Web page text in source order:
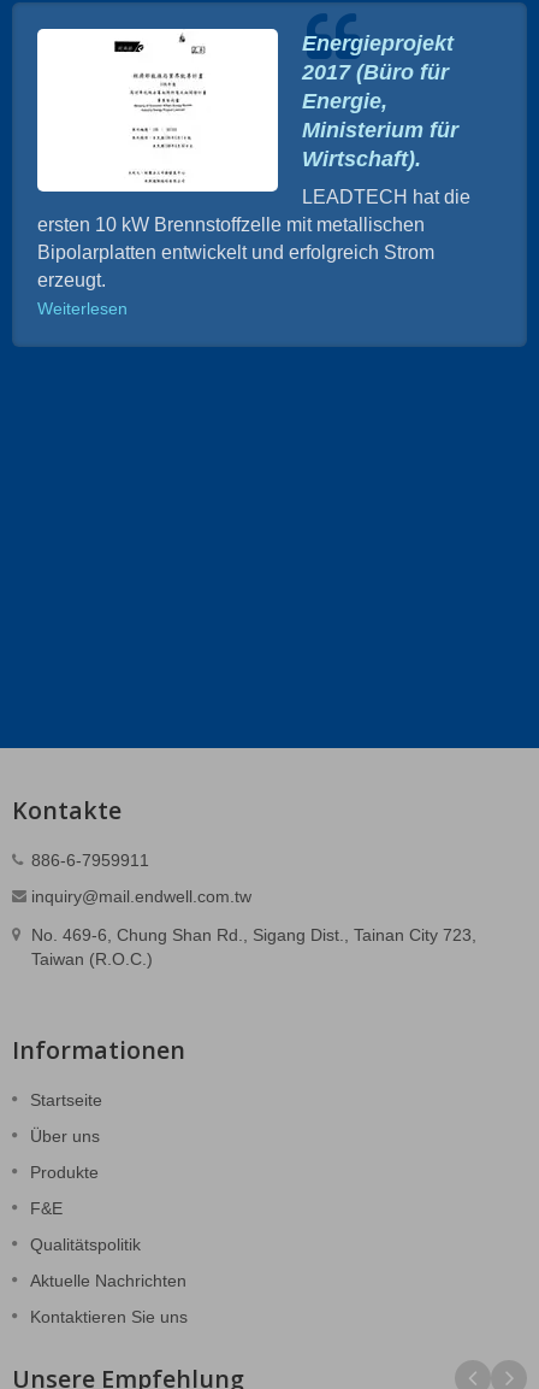
Energieprojekt
2017 (Büro für
Energie,
Ministerium für
Wirtschaft).
LEADTECH hat die
ersten 10 kW Brennstoffzelle mit metallischen
Bipolarplatten entwickelt und erfolgreich Strom
erzeugt.
Weiterlesen
Kontakte
886-6-7959911
inquiry@mail.endwell.com.tw
No. 469-6, Chung Shan Rd., Sigang Dist., Tainan City 723,
Taiwan (R.O.C.)
Informationen
Startseite
Über uns
Produkte
F&E
Qualitätspolitik
Aktuelle Nachrichten
Kontaktieren Sie uns
Unsere Empfehlung